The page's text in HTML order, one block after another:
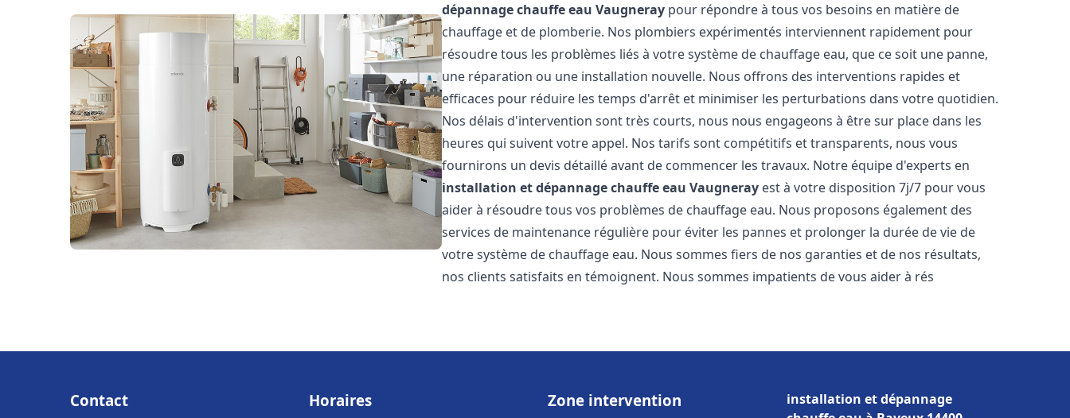
dépannage chauffe eau Vaugneray pour répondre à tous vos besoins en matière de
chauffage et de plomberie. Nos plombiers expérimentés interviennent rapidement pour
résoudre tous les problèmes liés à votre système de chauffage eau, que ce soit une panne,
une réparation ou une installation nouvelle. Nous offrons des interventions rapides et
efficaces pour réduire les temps d'arrêt et minimiser les perturbations dans votre quotidien.
Nos délais d'intervention sont très courts, nous nous engageons à être sur place dans les
heures qui suivent votre appel. Nos tarifs sont compétitifs et transparents, nous vous
fournirons un devis détaillé avant de commencer les travaux. Notre équipe d'experts en
installation et dépannage chauffe eau Vaugneray est à votre disposition 7j/7 pour vous
aider à résoudre tous vos problèmes de chauffage eau. Nous proposons également des
services de maintenance régulière pour éviter les pannes et prolonger la durée de vie de
votre système de chauffage eau. Nous sommes fiers de nos garanties et de nos résultats,
nos clients satisfaits en témoignent. Nous sommes impatients de vous aider à rés
Contact Horaires Zone intervention
installation et dépannage